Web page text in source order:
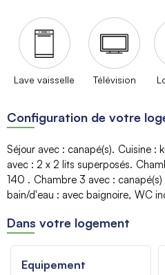
Lave vaisselle Télévision
Configuration de votre
Séjour avec : canapé(s) Cuisine :
avec : 2 x 2 lits superposés
140
Chambre 3 avec : canapé(s)
bain/d'eau : avec baignoire WC
Dans votre logement
Equipement